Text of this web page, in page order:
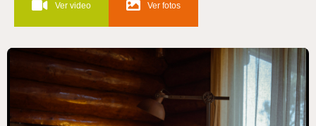
Ver video Ver fotos